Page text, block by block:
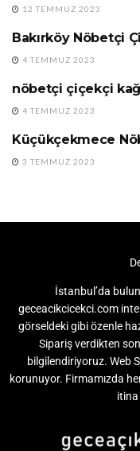
12 TEMMUZ 2023
24 SAAT AÇIK ÇIÇEKÇI
Bakırköy Nöbetçi
4 TEMMUZ 2023
24 SAAT AÇIK ÇIÇEKÇI
nöbetçi çiçekçi
4 TEMMUZ 2023
24 SAAT AÇIK ÇIÇEKÇI
Küçükçekmece
3 TEMMUZ 2023
İstanbul’da
geceacikcicekci.com
görseldeki gibi özenle
Sipariş verdikten
bilgilendiriyoruz. Web
korunuyor. Firmamızda
itina